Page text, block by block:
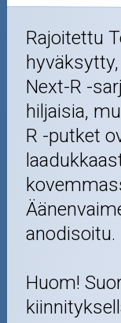
Rajoitettu
Next-R -
hiljaisia,
R -putket
anodisoitu.
Huom!